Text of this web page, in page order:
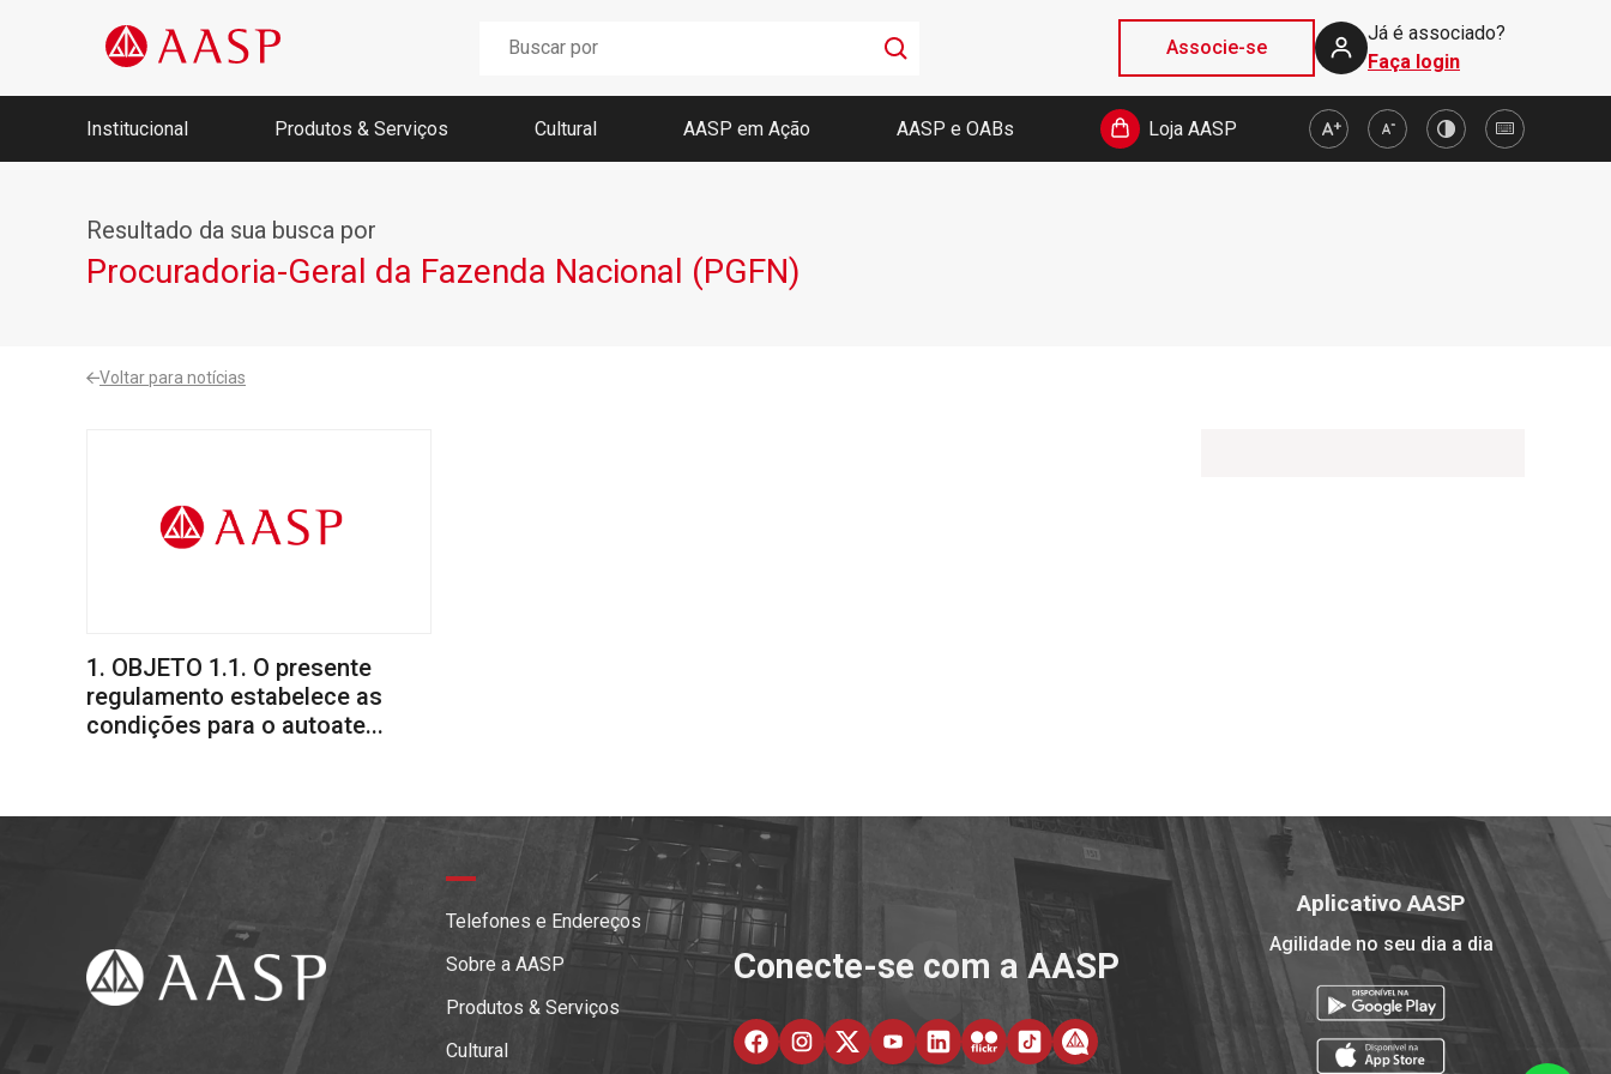
Associe-se
Já é associado?
Faça login
Institucional
Nossa história
Memória AASP
Fundadores
Conselho, Diretoria e Ex-Presidentes
Produtos & Serviços
Portal Regularize
SEFAZ
Cultural AASP em Ação AASP e OABs Loja AASP
Resultado da sua busca por
Procuradoria-Geral da Fazenda Nacional (PGFN)
Voltar para notícias
1. OBJETO 1.1. O presente
regulamento estabelece as
condições para o autoate...
Telefones e Endereços
Sobre a AASP
Produtos & Serviços
Cultural
Conecte-se com a AASP
Aplicativo AASP
Agilidade no seu dia a dia